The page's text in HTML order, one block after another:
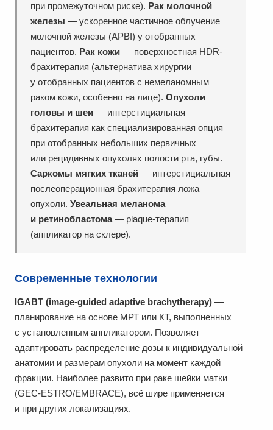
при промежуточном риске). Рак молочной
железы — ускоренное частичное облучение
молочной железы (APBI) у отобранных
пациентов. Рак кожи — поверхностная HDR-
брахитерапия (альтернатива хирургии
у отобранных пациентов с немеланомным
раком кожи, особенно на лице). Опухоли
головы и шеи — интерстициальная
брахитерапия как специализированная опция
при отобранных небольших первичных
или рецидивных опухолях полости рта, губы.
Саркомы мягких тканей — интерстициальная
послеоперационная брахитерапия ложа
опухоли. Увеальная меланома
и ретинобластома— plaque-терапия
(аппликатор на склере).
Современные технологии
IGABT (image-guided adaptive brachytherapy) —
планирование на основе МРТ или КТ, выполненных
с установленным аппликатором. Позволяет
адаптировать распределение дозы к индивидуальной
анатомии и размерам опухоли на момент каждой
фракции. Наиболее развито при раке шейки матки
(GEC-ESTRO/EMBRACE), всё шире применяется
и при других локализациях.